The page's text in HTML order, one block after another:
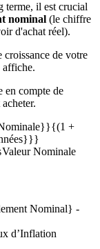
terme, il est crucial
nominal (le chiffre
d'achat réel).
croissance de votre
affiche.
en compte de
+
Valeur Nominale
Nominal} -
d’Inflation